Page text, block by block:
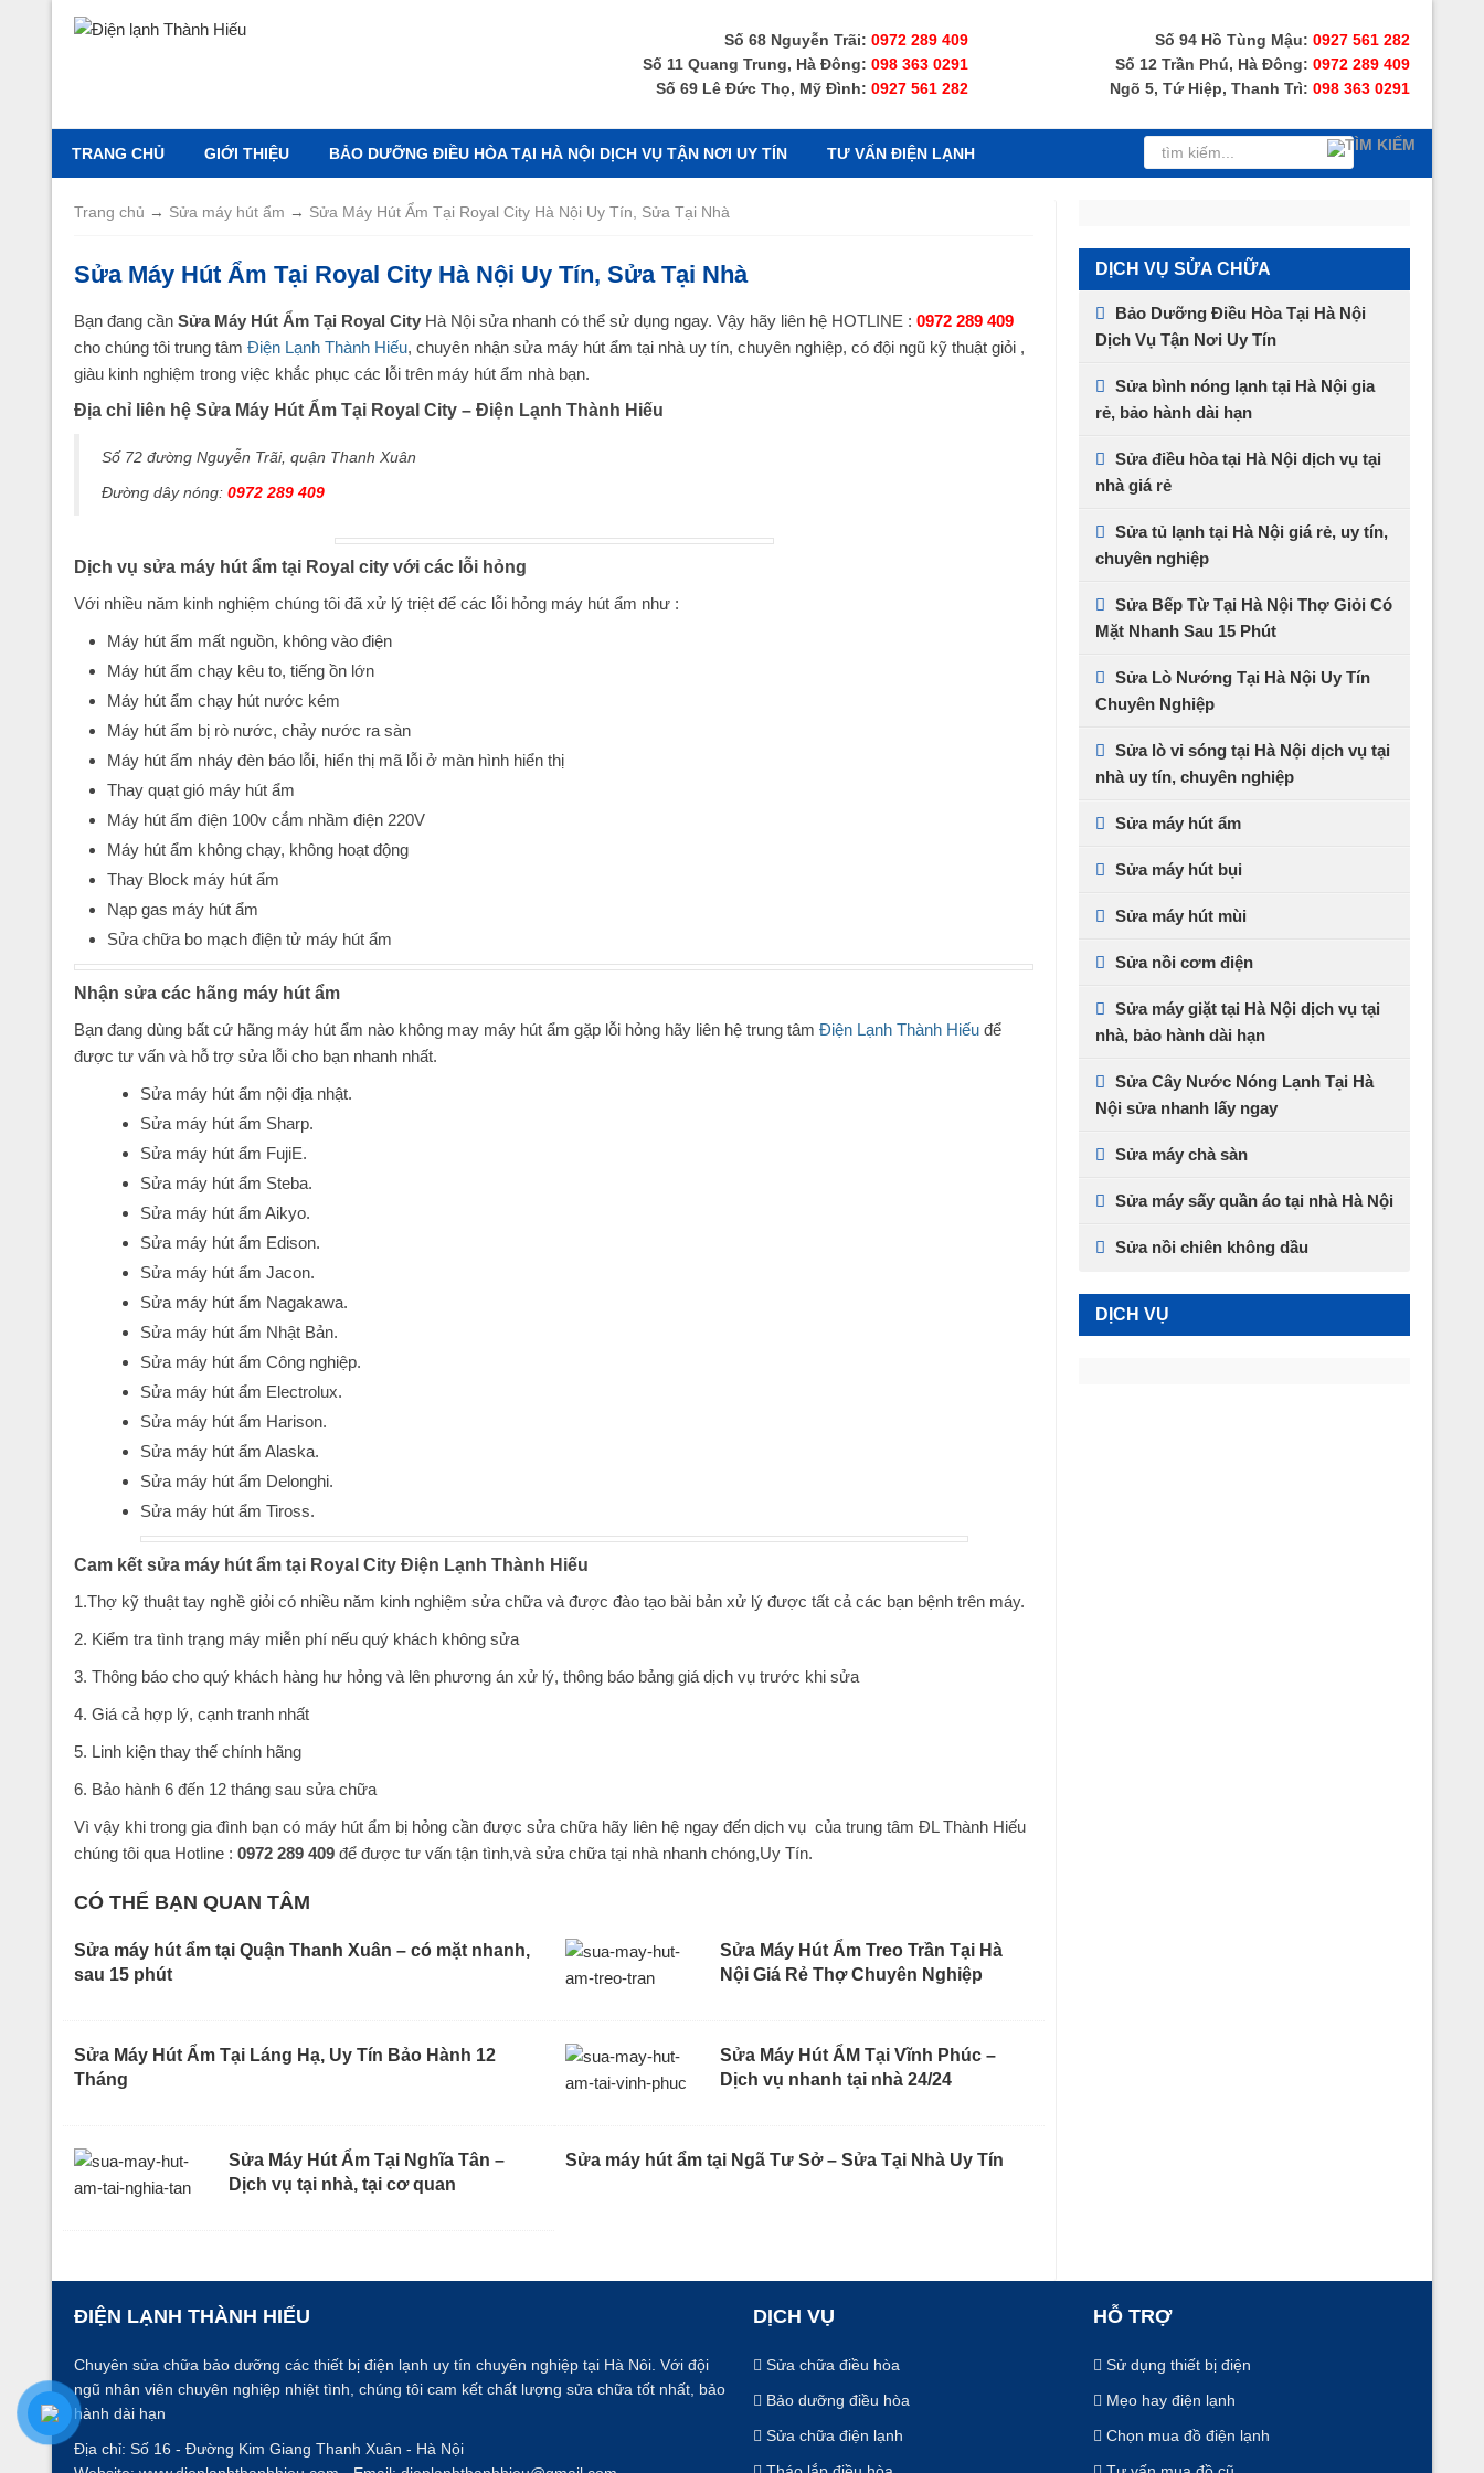
Số 68 Nguyễn Trãi: 0972 289 409 Số 94 Hồ Tùng Mậu: 0927 561 282
Số 11 Quang Trung, Hà Đông: 098 363 0291 Số 12 Trần Phú, Hà Đông: 0972 289 409
Số 69 Lê Đức Thọ, Mỹ Đình: 0927 561 282 Ngõ 5, Tứ Hiệp, Thanh Trì: 098 363 0291
TRANG CHỦ GIỚI THIỆU BẢO DƯỠNG ĐIỀU HÒA TẠI HÀ NỘI DỊCH VỤ TẬN NƠI UY TÍN TƯ VẤN ĐIỆN LẠNH
DỊCH VỤ SỬA CHỮA
Bảo Dưỡng Điều Hòa Tại Hà Nội
Dịch Vụ Tận Nơi Uy Tín
Sửa bình nóng lạnh tại Hà Nội gia
rẻ, bảo hành dài hạn
Sửa điều hòa tại Hà Nội dịch vụ tại
nhà giá rẻ
Sửa tủ lạnh tại Hà Nội giá rẻ, uy tín,
chuyên nghiệp
Sửa Bếp Từ Tại Hà Nội Thợ Giỏi Có
Mặt Nhanh Sau 15 Phút
Sửa Lò Nướng Tại Hà Nội Uy Tín
Chuyên Nghiệp
Sửa lò vi sóng tại Hà Nội dịch vụ tại
nhà uy tín, chuyên nghiệp
Sửa máy hút ẩm
Sửa máy hút bụi
Sửa máy hút mùi
Sửa nồi cơm điện
Sửa máy giặt tại Hà Nội dịch vụ tại
nhà, bảo hành dài hạn
Sửa Cây Nước Nóng Lạnh Tại Hà
Nội sửa nhanh lấy ngay
Sửa máy chà sàn
Sửa máy sấy quần áo tại nhà Hà Nội
Sửa nồi chiên không dầu
DỊCH VỤ
Trang chủ → Sửa máy hút ẩm → Sửa Máy Hút Ẩm Tại Royal City Hà Nội Uy Tín, Sửa Tại Nhà
Sửa Máy Hút Ẩm Tại Royal City Hà Nội Uy Tín, Sửa Tại Nhà
Bạn đang cần Sửa Máy Hút Ẩm Tại Royal City Hà Nội sửa nhanh có thể sử dụng ngay. Vậy hãy liên hệ HOTLINE : 0972 289 409
cho chúng tôi trung tâm Điện Lạnh Thành Hiếu, chuyên nhận sửa máy hút ẩm tại nhà uy tín, chuyên nghiệp, có đội ngũ kỹ thuật giỏi ,
giàu kinh nghiệm trong việc khắc phục các lỗi trên máy hút ẩm nhà bạn.
Địa chỉ liên hệ Sửa Máy Hút Ẩm Tại Royal City – Điện Lạnh Thành Hiếu
Số 72 đường Nguyễn Trãi, quận Thanh Xuân
Đường dây nóng: 0972 289 409
Dịch vụ sửa máy hút ẩm tại Royal city với các lỗi hỏng
Với nhiều năm kinh nghiệm chúng tôi đã xử lý triệt để các lỗi hỏng máy hút ẩm như :
Máy hút ẩm mất nguồn, không vào điện
Máy hút ẩm chạy kêu to, tiếng ồn lớn
Máy hút ẩm chạy hút nước kém
Máy hút ẩm bị rò nước, chảy nước ra sàn
Máy hút ẩm nháy đèn báo lỗi, hiển thị mã lỗi ở màn hình hiển thị
Thay quạt gió máy hút ẩm
Máy hút ẩm điện 100v cắm nhầm điện 220V
Máy hút ẩm không chạy, không hoạt động
Thay Block máy hút ẩm
Nạp gas máy hút ẩm
Sửa chữa bo mạch điện tử máy hút ẩm
Nhận sửa các hãng máy hút ẩm
Bạn đang dùng bất cứ hãng máy hút ẩm nào không may máy hút ẩm gặp lỗi hỏng hãy liên hệ trung tâm Điện Lạnh Thành Hiếu để
được tư vấn và hỗ trợ sửa lỗi cho bạn nhanh nhất.
Sửa máy hút ẩm nội địa nhật.
Sửa máy hút ẩm Sharp.
Sửa máy hút ẩm FujiE.
Sửa máy hút ẩm Steba.
Sửa máy hút ẩm Aikyo.
Sửa máy hút ẩm Edison.
Sửa máy hút ẩm Jacon.
Sửa máy hút ẩm Nagakawa.
Sửa máy hút ẩm Nhật Bản.
Sửa máy hút ẩm Công nghiệp.
Sửa máy hút ẩm Electrolux.
Sửa máy hút ẩm Harison.
Sửa máy hút ẩm Alaska.
Sửa máy hút ẩm Delonghi.
Sửa máy hút ẩm Tiross.
Cam kết sửa máy hút ẩm tại Royal City Điện Lạnh Thành Hiếu
1.Thợ kỹ thuật tay nghề giỏi có nhiều năm kinh nghiệm sửa chữa và được đào tạo bài bản xử lý được tất cả các bạn bệnh trên máy.
2. Kiểm tra tình trạng máy miễn phí nếu quý khách không sửa
3. Thông báo cho quý khách hàng hư hỏng và lên phương án xử lý, thông báo bảng giá dịch vụ trước khi sửa
4. Giá cả hợp lý, cạnh tranh nhất
5. Linh kiện thay thế chính hãng
6. Bảo hành 6 đến 12 tháng sau sửa chữa
Vì vậy khi trong gia đình bạn có máy hút ẩm bị hỏng cần được sửa chữa hãy liên hệ ngay đến dịch vụ của trung tâm ĐL Thành Hiếu
chúng tôi qua Hotline : 0972 289 409 để được tư vấn tận tình,và sửa chữa tại nhà nhanh chóng,Uy Tín.
CÓ THỂ BẠN QUAN TÂM
Sửa máy hút ẩm tại Quận Thanh Xuân – có mặt nhanh,
sau 15 phút
Sửa Máy Hút Ẩm Treo Trần Tại Hà
Nội Giá Rẻ Thợ Chuyên Nghiệp
Sửa Máy Hút Ẩm Tại Láng Hạ, Uy Tín Bảo Hành 12
Tháng
Sửa Máy Hút ẨM Tại Vĩnh Phúc –
Dịch vụ nhanh tại nhà 24/24
Sửa Máy Hút Ẩm Tại Nghĩa Tân –
Dịch vụ tại nhà, tại cơ quan
Sửa máy hút ẩm tại Ngã Tư Sở – Sửa Tại Nhà Uy Tín
ĐIỆN LẠNH THÀNH HIẾU
Chuyên sửa chữa bảo dưỡng các thiết bị điện lạnh uy tín chuyên nghiệp tại Hà Nôi. Với đội
ngũ nhân viên chuyên nghiệp nhiệt tình, chúng tôi cam kết chất lượng sửa chữa tốt nhất, bảo
hành dài hạn
Địa chỉ: Số 16 - Đường Kim Giang Thanh Xuân - Hà Nội
DỊCH VỤ
Sửa chữa điều hòa
Bảo dưỡng điều hòa
Sửa chữa điện lạnh
HỖ TRỢ
Sử dụng thiết bị điện
Mẹo hay điện lạnh
Chọn mua đồ điện lạnh